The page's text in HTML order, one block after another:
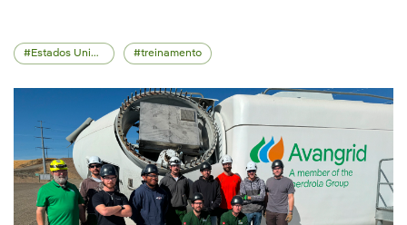
Estados Unidos treinamento